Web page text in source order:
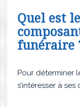
Quel est
funéraire
Pour déterminer
s’intéresser à